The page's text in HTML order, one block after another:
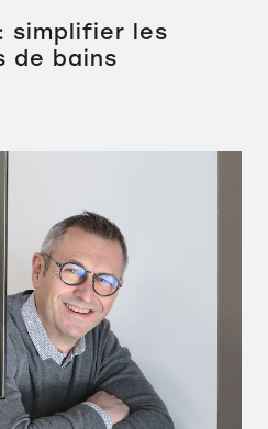
simplifier les
de bains